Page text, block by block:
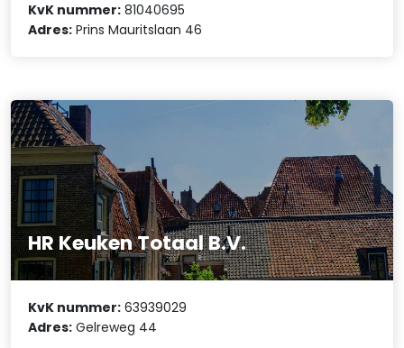
KvK nummer: 81040695
Adres: Prins Mauritslaan 46
HR Keuken Totaal B.V.
KvK nummer: 63939029
Adres: Gelreweg 44